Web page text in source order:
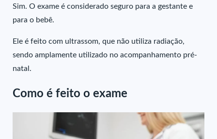
Sim. O exame é considerado seguro para a gestante e
para o bebê.
Ele é feito com ultrassom, que não utiliza radiação,
sendo amplamente utilizado no acompanhamento pré-
natal.
Como é feito o exame